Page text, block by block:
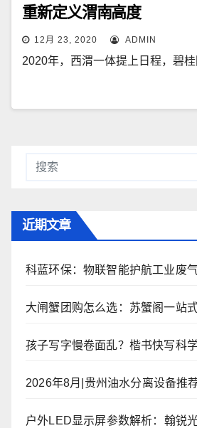
重新定义渭南高度
12月 23, 2020 ADMIN
2020年，西渭一体提上日程，碧
近期文章
科蓝环保：物联智能护航工业废
大闸蟹团购怎么选：苏蟹阁一站
孩子写字慢卷面乱？楷书快写科
2026年8月|贵州油水分离设备推
户外LED显示屏参数解析：翰锐